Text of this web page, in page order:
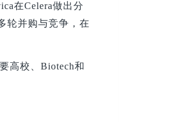
在Celera做出分
轮并购与竞争，在
高校、Biotech和